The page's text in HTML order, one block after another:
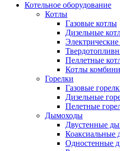
Котельное оборудование
Котлы
Газовые котлы
Дизельные
Пеллетные
Котлы
Горелки
Газовые
Дизельные
Пелетные
Дымоходы
Двустенные
Коаксиальные
Одностенные